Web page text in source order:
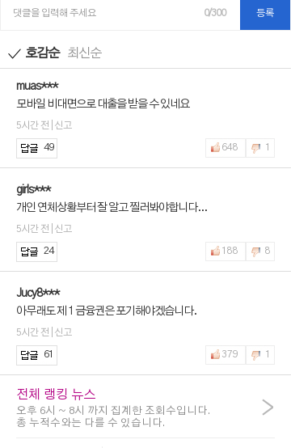
댓글을 입력해 주세요 0/300 등록
호감순 최신순
muas***
모바일 비대면으로 대출을 받을 수 있네요
5시간 전 | 신고
49 648 1
girls***
개인 연체상황부터 잘 알고 찔러봐야합니다...
5시간 전 | 신고
24 188 8
Jucy8***
아무래도 제 1 금융권은 포기해야겠습니다.
5시간 전 | 신고
61 379 1
전체 랭킹 뉴스
오후 6시 ~ 8시 까지 집계한 조회수입니다.
총 누적수와는 다를 수 있습니다.
>